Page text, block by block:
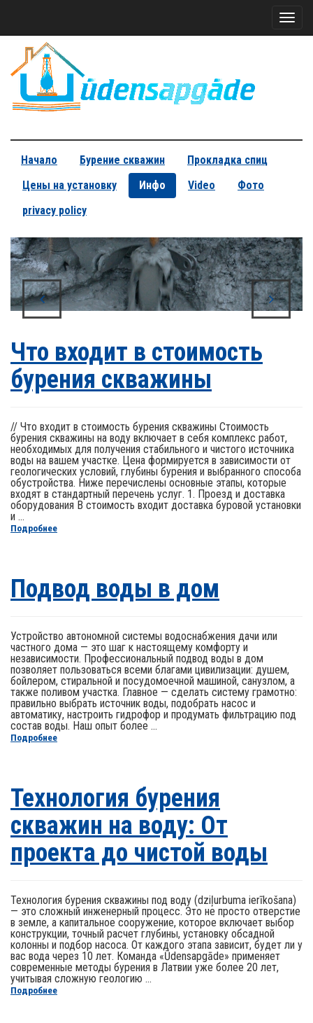
Начало Бурение скважин
Прокладка спиц
Цены на установку
Инфо Video
Фото
privacy policy
Что входит в стоимость
бурения скважины
// Что входит в стоимость бурения скважины Стоимость
бурения скважины на воду включает в себя комплекс работ,
необходимых для получения стабильного и чистого источника
воды на вашем участке. Цена формируется в зависимости от
геологических условий, глубины бурения и выбранного способа
обустройства. Ниже перечислены основные этапы, которые
входят в стандартный перечень услуг. 1. Проезд и доставка
оборудования В стоимость входит доставка буровой установки
и ...
Подробнее
Подвод воды в дом
Устройство автономной системы водоснабжения дачи или
частного дома — это шаг к настоящему комфорту и
независимости. Профессиональный подвод воды в дом
позволяет пользоваться всеми благами цивилизации: душем,
бойлером, стиральной и посудомоечной машиной, санузлом, а
также поливом участка. Главное — сделать систему грамотно:
правильно выбрать источник воды, подобрать насос и
автоматику, настроить гидрофор и продумать фильтрацию под
состав воды. Наш опыт более ...
Подробнее
Технология бурения
скважин на воду: От
проекта до чистой воды
Технология бурения скважины под воду (dziļurbuma ierīkošana)
— это сложный инженерный процесс. Это не просто отверстие
в земле, а капитальное сооружение, которое включает выбор
конструкции, точный расчет глубины, установку обсадной
колонны и подбор насоса. От каждого этапа зависит, будет ли у
вас вода через 10 лет. Команда «Ūdensapgāde» применяет
современные методы бурения в Латвии уже более 20 лет,
учитывая сложную геологию ...
Подробнее